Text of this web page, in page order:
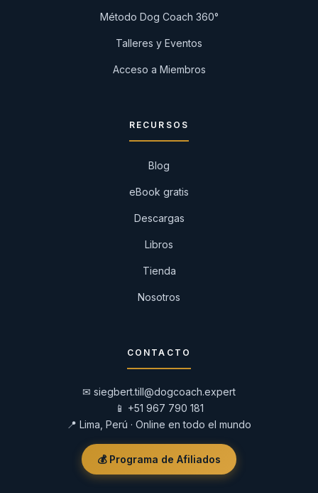
Método Dog Coach 360°
Talleres y Eventos
Acceso a Miembros
RECURSOS
Blog
eBook gratis
Descargas
Libros
Tienda
Nosotros
CONTACTO
✉ siegbert.till@dogcoach.expert
📱 +51 967 790 181
📍 Lima, Perú · Online en todo el mundo
💰 Programa de Afiliados